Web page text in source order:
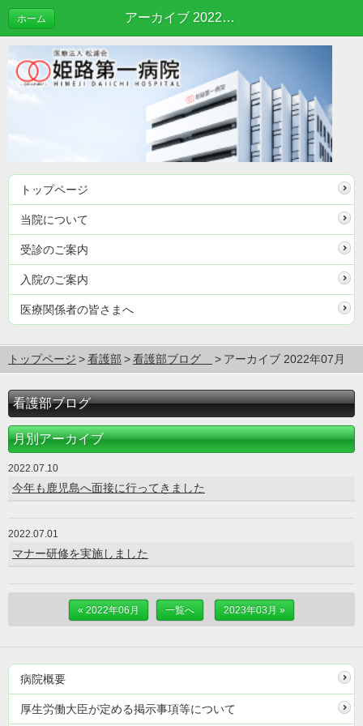
アーカイブ 2022年07月 | 看護部ブログ
ホーム
トップページ
当院について
受診のご案内
入院のご案内
医療関係者の皆さまへ
トップページ 看護部 看護部ブログ アーカイブ 2022年07月
看護部ブログ
月別アーカイブ
2022.07.10
今年も鹿児島へ面接に行ってきました
2022.07.01
マナー研修を実施しました
« 2022年06月 一覧へ 2023年03月 »
病院概要
厚生労働大臣が定める掲示事項等について